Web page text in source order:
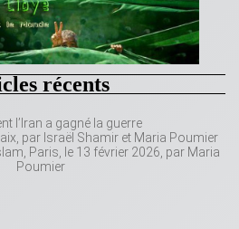
récents
l’Iran a gagné la guerre
par Israël Shamir et Maria Poumier
Paris, le 13 février 2026, par Maria
Poumier